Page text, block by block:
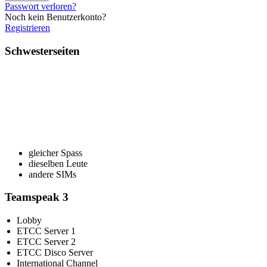
Passwort verloren?
Noch kein Benutzerkonto?
Registrieren
Schwesterseiten
gleicher Spass
dieselben Leute
andere SIMs
Teamspeak 3
Lobby
ETCC Server 1
ETCC Server 2
ETCC Disco Server
International Channel